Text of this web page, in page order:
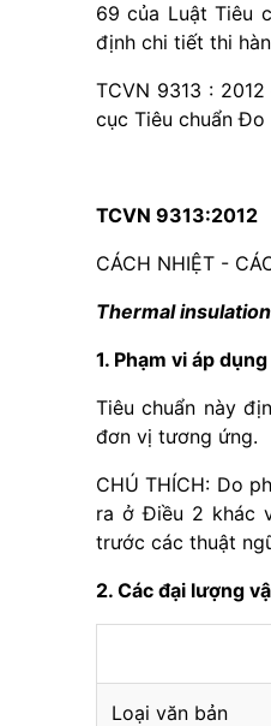
69 của Luật Tiêu
định chi tiết thi
TCVN 9313 :
cục Tiêu chuẩn Đo
TCVN 9313:2012
CÁCH NHIỆT -
Thermal
1. Phạm vi áp dụng
Tiêu chuẩn này
đơn vị tương ứng.
CHÚ THÍCH: Do
ra ở Điều 2 khác
trước các thuật
2. Các đại lượng
Loại văn bản